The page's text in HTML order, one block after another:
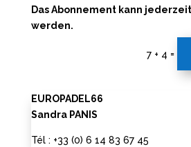
Das Abonnement kann
werden.
7 + 4 =
EUROPADEL66
Sandra PANIS
Tél : +33 (0) 6 14 83 67 45